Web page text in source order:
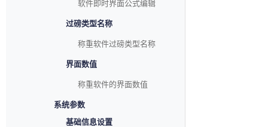
软件即时界面公式编辑
过磅类型名称
称重软件过磅类型名称
界面数值
称重软件的界面数值
系统参数
基础信息设置